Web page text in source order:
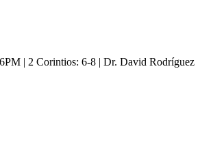
6PM | 2 Corintios: 6-8 | Dr. David